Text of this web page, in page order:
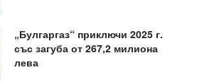
„Булгаргаз“ приключи 2025 г.
със загуба от 267,2 милиона
лева